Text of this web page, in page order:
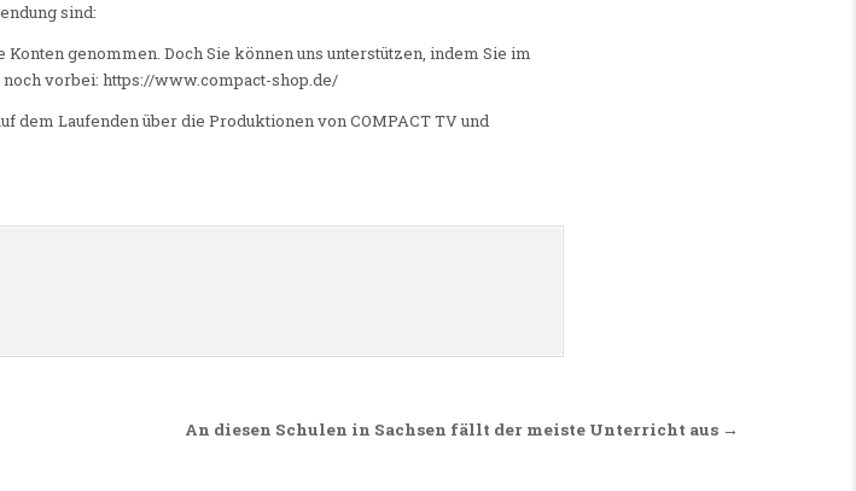
sind:
genommen. Doch Sie können uns unterstützen, indem Sie im
noch vorbei: https://www.compact-shop.de/
dem Laufenden über die Produktionen von COMPACT TV und
An diesen Schulen in Sachsen fällt der meiste Unterricht aus →